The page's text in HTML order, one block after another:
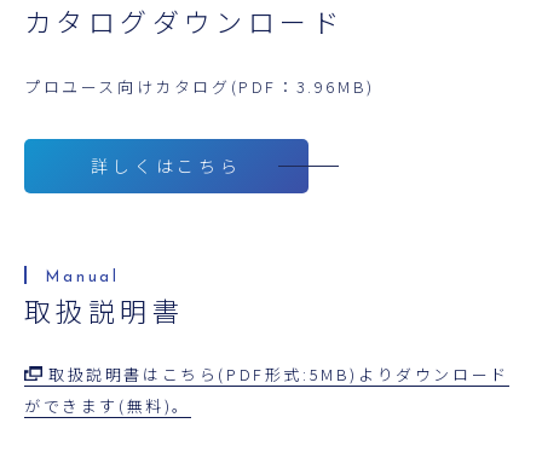
カタログダウンロード
プロユース向けカタログ(PDF：3.96MB)
詳しくはこちら
取扱説明書
取扱説明書はこちら(PDF形式:5MB)よりダウンロード
ができます(無料)。